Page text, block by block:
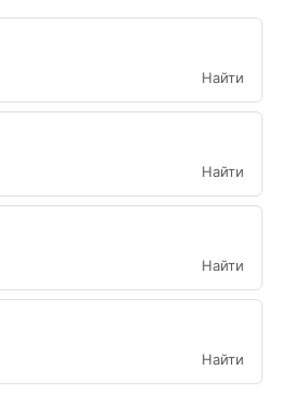
Найти
Найти
Найти
Найти